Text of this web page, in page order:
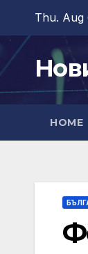
content
Thu. Aug
HOME